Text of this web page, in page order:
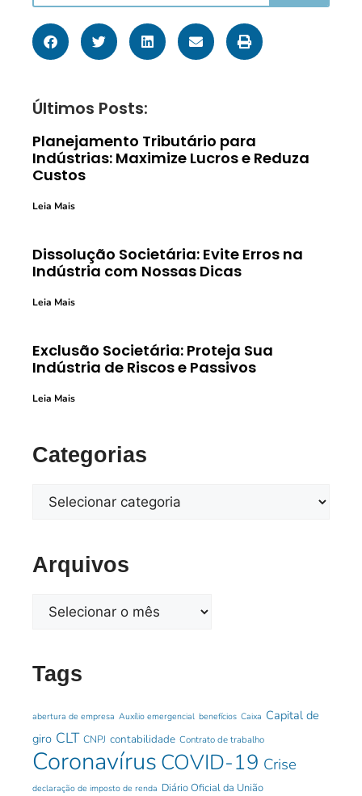
Últimos Posts:
Planejamento Tributário para
Indústrias: Maximize Lucros e Reduza
Custos
Leia Mais
Dissolução Societária: Evite Erros na
Indústria com Nossas Dicas
Leia Mais
Exclusão Societária: Proteja Sua
Indústria de Riscos e Passivos
Leia Mais
Categorias
Arquivos
Tags
abertura de empresa Auxílio emergencial benefícios Caixa Capital de
giro CLT CNPJ contabilidade Contrato de trabalho
Coronavírus COVID-19 Crise
declaração de imposto de renda Diário Oficial da União